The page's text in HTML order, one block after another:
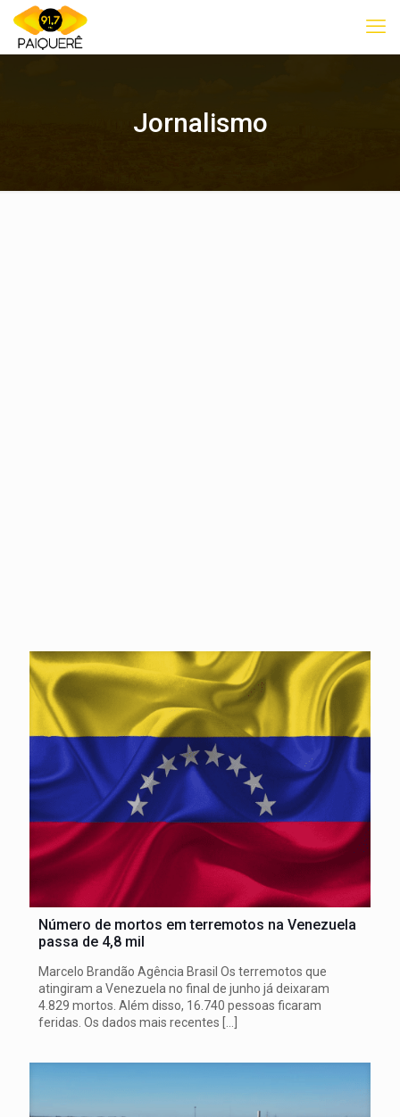
Jornalismo
Número de mortos em terremotos na Venezuela
passa de 4,8 mil
Marcelo Brandão Agência Brasil Os terremotos que
atingiram a Venezuela no final de junho já deixaram
4.829 mortos. Além disso, 16.740 pessoas ficaram
feridas. Os dados mais recentes […]